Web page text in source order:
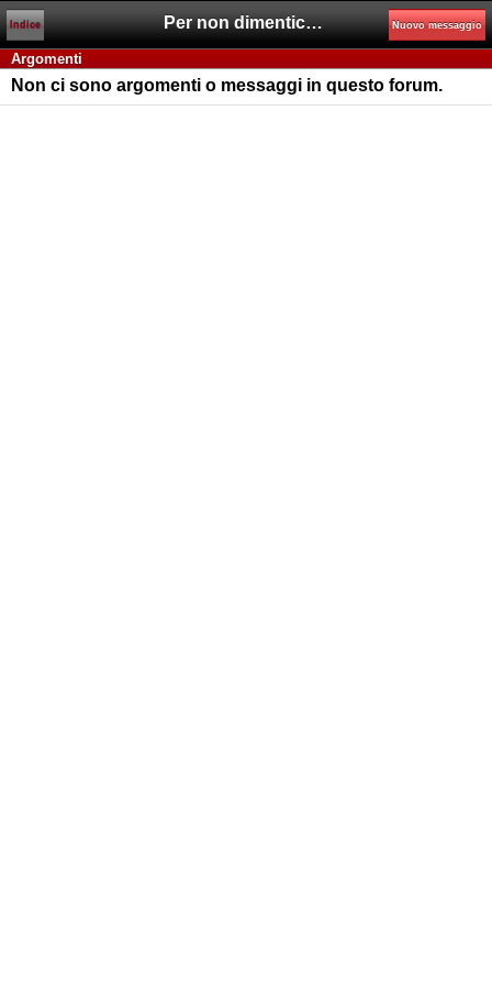
Per non dimenticare
Indice Nuovo messaggio
Argomenti
Non ci sono argomenti o messaggi in questo forum.